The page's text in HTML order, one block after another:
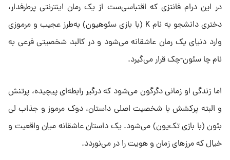
در این درام فانتزی که اقتباسی‌ست از یک رمان اینترنتی پرطرفدار،
دختری دانشجو به نام K (با بازی سئوهیون) به‌طرز عجیب و مرموزی
وارد دنیای یک رمان عاشقانه می‌شود و در کالبد شخصیتی فرعی به
نام چا سئون-چک قرار می‌گیرد.
اما زندگی او زمانی دگرگون می‌شود که درگیر رابطه‌ای پیچیده، پرتنش
و البته پرکشش با شخصیت اصلی داستان، دوک مرموز و جذاب لی
بئون (با بازی تک‌یون) می‌شود. یک داستان عاشقانه میان واقعیت و
خیال که مرزهای زمان و هویت را در می‌نوردد.